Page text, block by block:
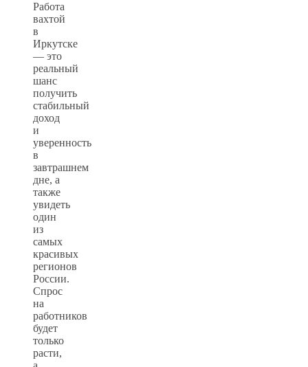
Работа
вахтой
в
Иркутске
— это
реальный
шанс
получить
стабильный
доход
и
уверенность
в
завтрашнем
дне, а
также
увидеть
один
из
самых
красивых
регионов
России.
Спрос
на
работников
будет
только
расти,